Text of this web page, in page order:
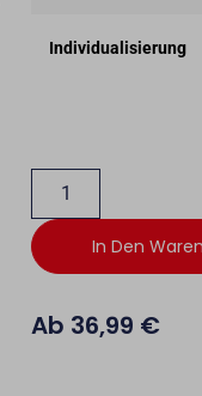
Individualisierung
In Den
Ab 36,99 €